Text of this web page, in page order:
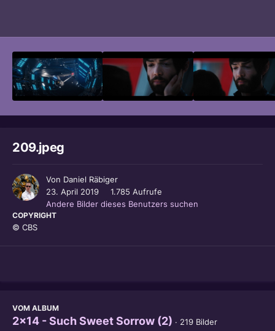
209.jpeg
Von Daniel Räbiger
23. April 2019
1.785 Aufrufe
Andere Bilder dieses Benutzers suchen
COPYRIGHT
© CBS
VOM ALBUM
2x14 - Such Sweet Sorrow (2) · 219 Bilder